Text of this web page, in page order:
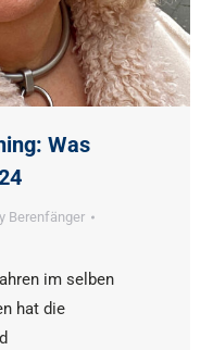
Was
Berenfänger
im selben
hat die